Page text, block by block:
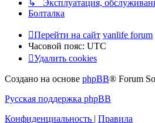
↳ Эксплуатация,
Болталка
Перейти на сайт vanlife forum
Часовой пояс: UTC
Удалить cookies
Создано на основе phpBB® Forum
Русская поддержка phpBB
Конфиденциальность | Правила